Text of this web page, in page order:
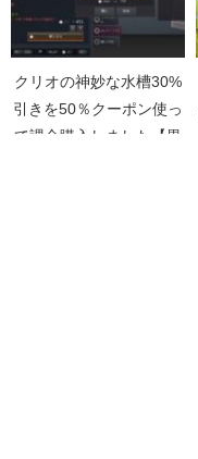
クリオの神妙な水槽30%
引きを50％クーポン使っ
て課金購入しました【黒